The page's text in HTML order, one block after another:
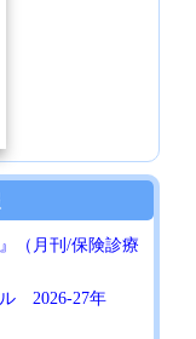
（月刊/保険診療
ル 2026-27年